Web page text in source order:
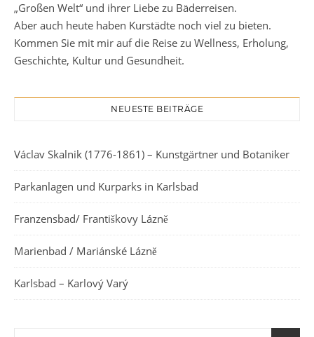
„Großen Welt“ und ihrer Liebe zu Bäderreisen.
Aber auch heute haben Kurstädte noch viel zu bieten.
Kommen Sie mit mir auf die Reise zu Wellness, Erholung,
Geschichte, Kultur und Gesundheit.
NEUESTE BEITRÄGE
Václav Skalnik (1776-1861) – Kunstgärtner und Botaniker
Parkanlagen und Kurparks in Karlsbad
Franzensbad/ Františkovy Lázně
Marienbad / Mariánské Lázně
Karlsbad – Karlový Varý